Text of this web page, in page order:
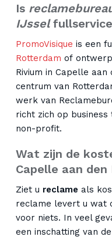
Is
IJssel
PromoVisique is een
Rotterdam of
Rivium in Capelle
centrum van
werk van
richt zich op business
non-profit.
Wat zijn de
Capelle aan den
Ziet u reclame als
reclame levert u wat
voor niets. In veel
een inschatting van